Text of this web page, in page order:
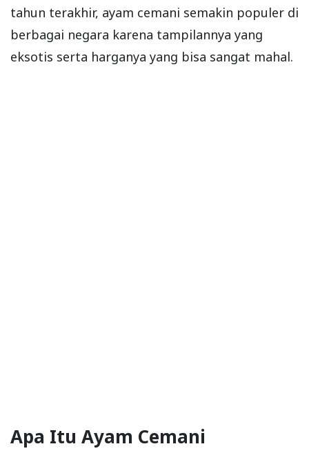
tahun terakhir, ayam cemani semakin populer di
berbagai negara karena tampilannya yang
eksotis serta harganya yang bisa sangat mahal.
Apa Itu Ayam Cemani